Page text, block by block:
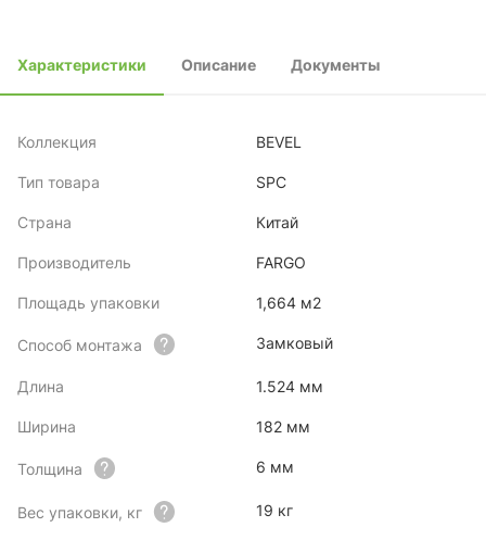
Характеристики Описание Документы
Коллекция BEVEL
Тип товара SPC
Страна Китай
Производитель FARGO
Площадь упаковки 1,664 м2
Способ монтажа Замковый
Длина 1.524 мм
Ширина 182 мм
Толщина 6 мм
Вес упаковки, кг 19 кг